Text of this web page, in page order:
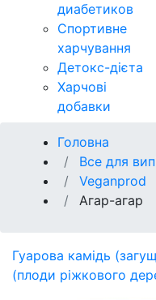
диабетиков
Спортивне
харчування
Детокс-дієта
Харчові
добавки
Головна
Все для
Veganprod
Агар-агар
Гуарова камідь
(плоди ріжкового